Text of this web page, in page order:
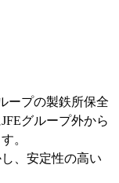
ープの製鉄所保全
グループ外から
。
、安定性の高い